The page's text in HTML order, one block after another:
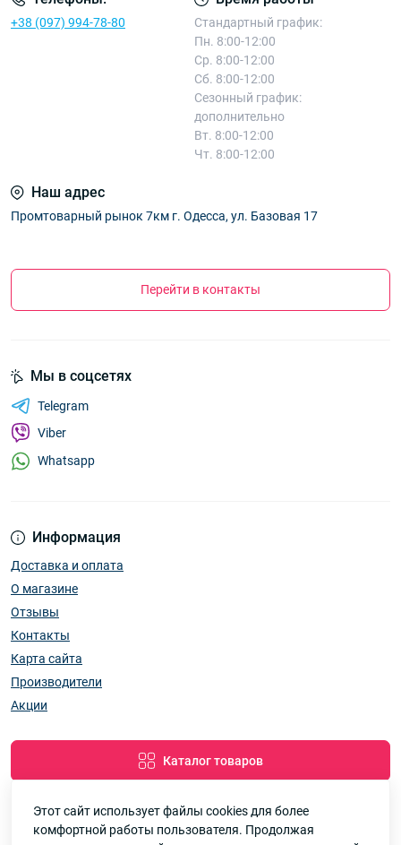
+38 (097) 994-78-80
Стандартный график:
Пн. 8:00-12:00
Ср. 8:00-12:00
Сб. 8:00-12:00
Сезонный график:
дополнительно
Вт. 8:00-12:00
Чт. 8:00-12:00
Наш адрес
Промтоварный рынок 7км г. Одесса, ул. Базовая 17
Перейти в контакты
Информация
Доставка и оплата
О магазине
Отзывы
Контакты
Карта сайта
Производители
Акции
Каталог товаров
Мы в соцсетях
Telegram
Viber
Whatsapp
Этот сайт использует файлы cookies для более
комфортной работы пользователя. Продолжая